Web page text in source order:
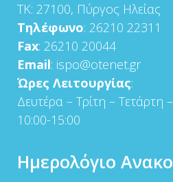
ΤΚ: 27100, Πύργος Ηλείας
Τηλέφωνο: 26210 22311
Fax: 26210 20044
Email: ispo@otenet.gr
Ώρες Λειτουργίας:
Δευτέρα – Τρίτη –
10:00-15:00
Ημερολόγιο